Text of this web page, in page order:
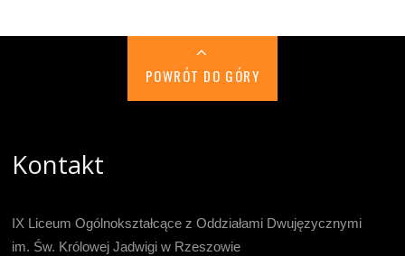
POWRÓT DO GÓRY
Kontakt
IX Liceum Ogólnokształcące z Oddziałami Dwujęzycznymi
im. Św. Królowej Jadwigi w Rzeszowie